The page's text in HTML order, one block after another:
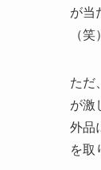
が当
（笑
ただ
が激
外品
を取